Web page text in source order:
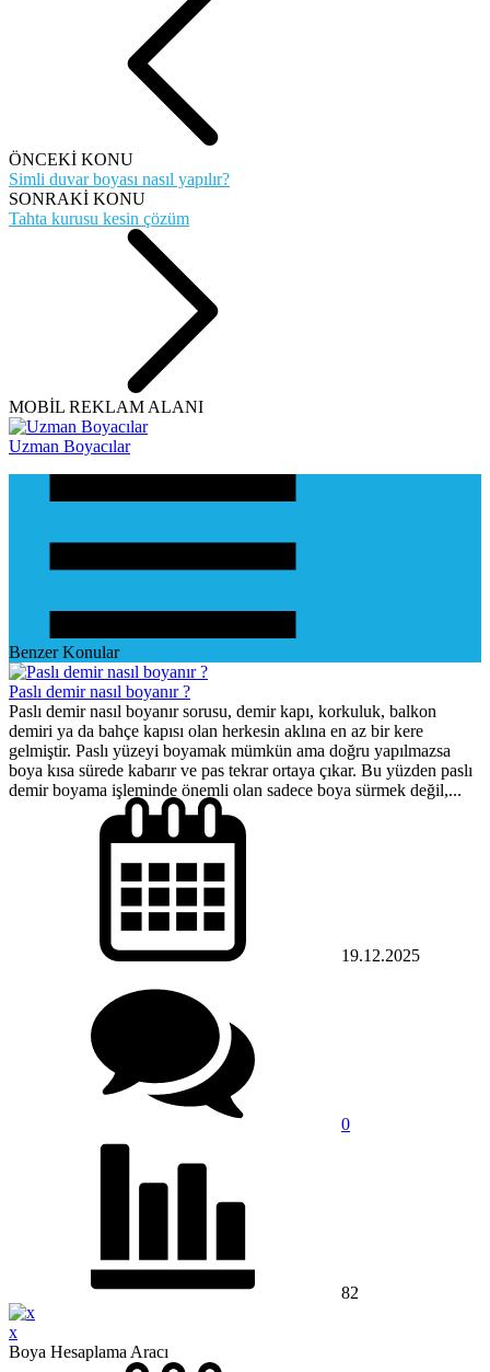
ÖNCEKİ KONU
Simli duvar boyası nasıl yapılır?
SONRAKİ KONU
Tahta kurusu kesin çözüm
MOBİL REKLAM ALANI
Uzman Boyacılar
Benzer Konular
Paslı demir nasıl boyanır ?
Paslı demir nasıl boyanır sorusu, demir kapı, korkuluk, balkon
demiri ya da bahçe kapısı olan herkesin aklına en az bir kere
gelmiştir. Paslı yüzeyi boyamak mümkün ama doğru yapılmazsa
boya kısa sürede kabarır ve pas tekrar ortaya çıkar. Bu yüzden paslı
demir boyama işleminde önemli olan sadece boya sürmek değil,...
19.12.2025
0
82
x
Boya Hesaplama Aracı